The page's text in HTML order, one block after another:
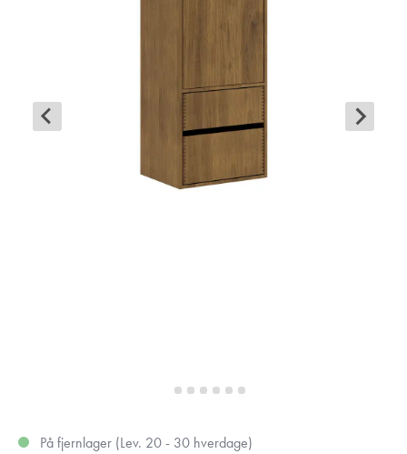
På fjernlager (Lev. 20 - 30 hverdage)